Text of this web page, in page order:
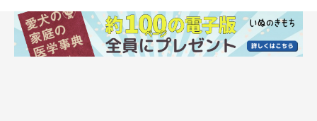
大きさは22cm×33cmとやや小さめですが、小型犬なら問題なく
使えるサイズ感。物足りない場合は、2～3枚合わせて使うといい